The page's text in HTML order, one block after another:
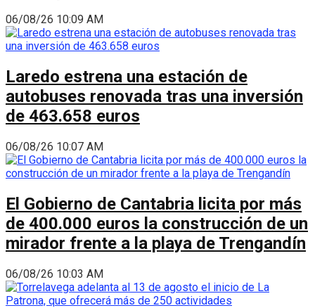
06/08/26 10:09 AM
Laredo estrena una estación de
autobuses renovada tras una inversión
de 463.658 euros
06/08/26 10:07 AM
El Gobierno de Cantabria licita por más
de 400.000 euros la construcción de un
mirador frente a la playa de Trengandín
06/08/26 10:03 AM